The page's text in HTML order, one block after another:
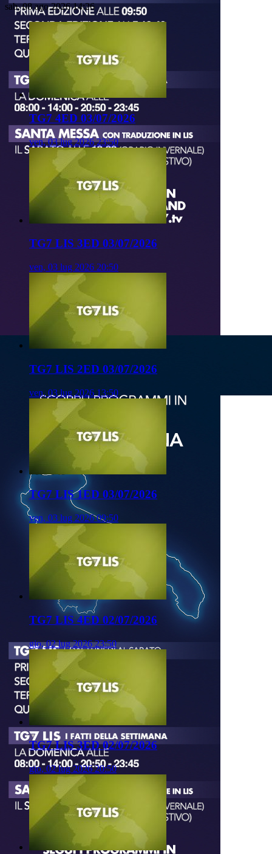
sab, 08 ago 2026 14:26
TG7 4ED 03/07/2026
ven, 03 lug 2026 23:50
TG7 LIS 3ED 03/07/2026
ven, 03 lug 2026 20:50
TG7 LIS 2ED 03/07/2026
ven, 03 lug 2026 13:50
TG7 LIS 1ED 03/07/2026
ven, 03 lug 2026 09:50
TG7 LIS 4ED 02/07/2026
gio, 02 lug 2026 23:50
TG7 LIS 3ED 02/07/2026
gio, 02 lug 2026 20:50